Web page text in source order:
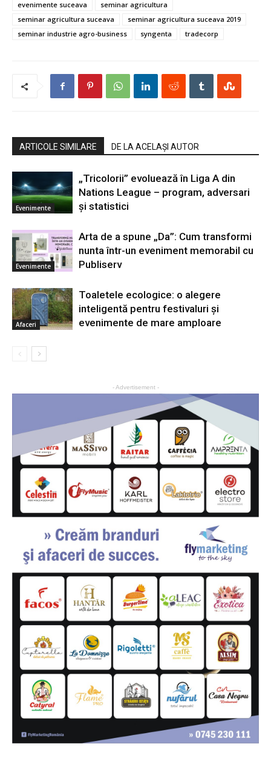
evenimente suceava
seminar agricultura
seminar agricultura suceava
seminar agricultura suceava 2019
seminar industrie agro-business
syngenta tradecorp
ARTICOLE SIMILARE DE LA ACELAȘI AUTOR
Evenimente
„Tricolorii” evoluează în Liga A din
Nations League – program, adversari
și statistici
Evenimente
Arta de a spune „Da”: Cum transformi
nunta într-un eveniment memorabil cu
Publiserv
Afaceri
Toaletele ecologice: o alegere
inteligentă pentru festivaluri și
evenimente de mare amploare
- Advertisement -